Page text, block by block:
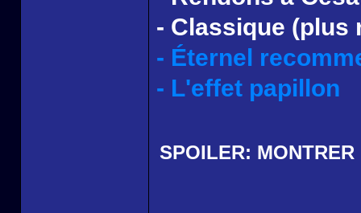
- Classique (plus
- Éternel
- L'effet papillon
SPOILER: MONTRER